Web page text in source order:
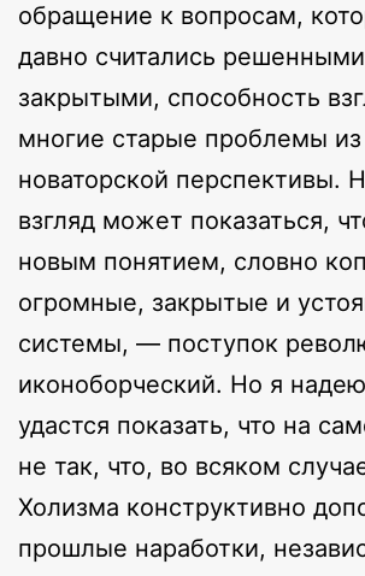
обращение к вопросам,
давно считались
закрытыми, способность
многие старые проблемы из
новаторской перспективы.
взгляд может показаться,
новым понятием, словно
огромные, закрытые и
системы, — поступок
иконоборческий. Но я
удастся показать, что на
не так, что, во всяком
Холизма конструктивно
прошлые наработки,